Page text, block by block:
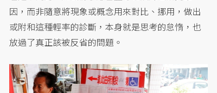
因，而非隨意將現象或概念用來對比、挪用，做出
或附和這種輕率的診斷，本身就是思考的怠惰，也
放過了真正該被反省的問題。